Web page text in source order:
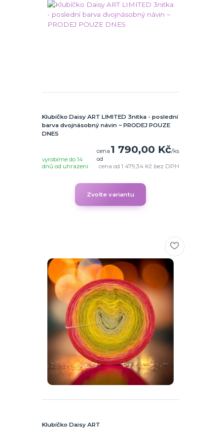
Klubíčko Daisy ART LIMITED 3nitka - poslední
barva dvojnásobný návin ~ PRODEJ POUZE
DNES
cena
od
1 790,00 Kč/ks
cena od1 479,34 Kč bez DPH
vyrobíme do 14
dnů od uhrazení
Zvolte variantu
Klubíčko Daisy ART